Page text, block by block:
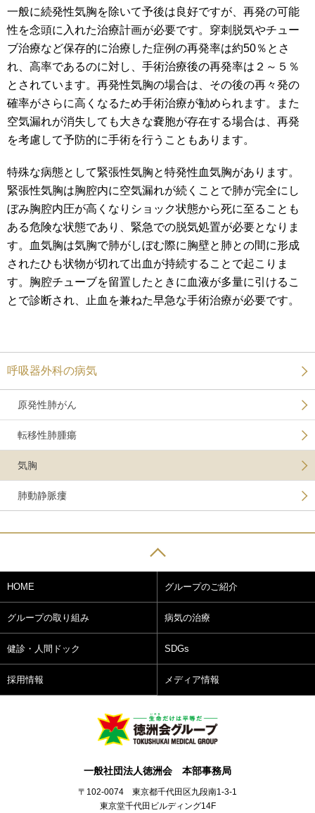
一般に続発性気胸を除いて予後は良好ですが、再発の可能
性を念頭に入れた治療計画が必要です。穿刺脱気やチュー
ブ治療など保存的に治療した症例の再発率は約50％とさ
れ、高率であるのに対し、手術治療後の再発率は２～５％
とされています。再発性気胸の場合は、その後の再々発の
確率がさらに高くなるため手術治療が勧められます。また
空気漏れが消失しても大きな嚢胞が存在する場合は、再発
を考慮して予防的に手術を行うこともあります。
特殊な病態として緊張性気胸と特発性血気胸があります。
緊張性気胸は胸腔内に空気漏れが続くことで肺が完全にし
ぼみ胸腔内圧が高くなりショック状態から死に至ることも
ある危険な状態であり、緊急での脱気処置が必要となりま
す。血気胸は気胸で肺がしぼむ際に胸壁と肺との間に形成
されたひも状物が切れて出血が持続することで起こりま
す。胸腔チューブを留置したときに血液が多量に引けるこ
とで診断され、止血を兼ねた早急な手術治療が必要です。
呼吸器外科の病気
原発性肺がん
転移性肺腫瘍
気胸
肺動静脈瘻
HOME グループのご紹介
グループの取り組み 病気の治療
健診・人間ドック SDGs
採用情報 メディア情報
一般社団法人徳洲会 本部事務局
〒102-0074 東京都千代田区九段南1-3-1
東京堂千代田ビルディング14F